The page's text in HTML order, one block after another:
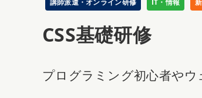
講師派遣・オンライン研修 IT・情報
CSS基礎研修
プログラミング初心者やウ